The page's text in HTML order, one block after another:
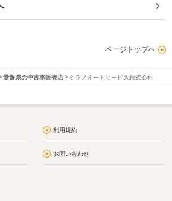
ページトップへ
愛媛県の中古車販売店 ミラノオートサービス株式会社
利用規約
お問い合わせ